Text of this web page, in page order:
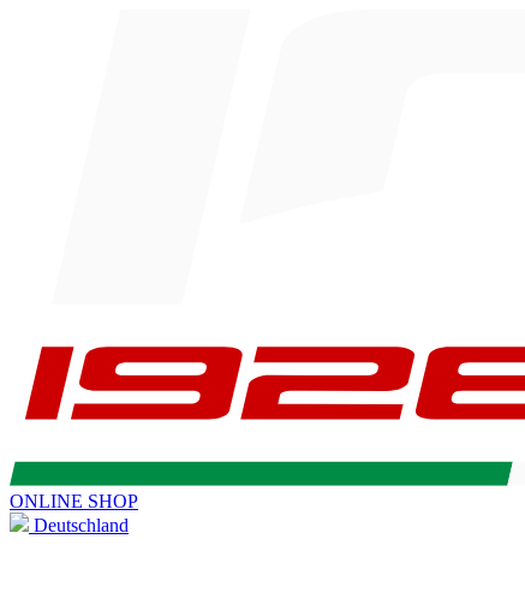
ONLINE SHOP
Deutschland